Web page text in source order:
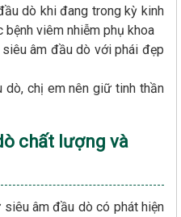
dò khi đang trong kỳ kinh
viêm nhiễm phụ khoa
âm đầu dò với phái đẹp
dò, chị em nên giữ tinh thần
chất lượng và
siêu âm đầu dò có phát hiện